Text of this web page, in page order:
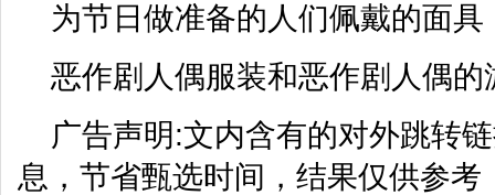
为节日做准备的人们佩戴的面具
恶作剧人偶服装和恶作剧人偶
广告声明:文内含有的对外跳转
息，节省甄选时间，结果仅供参